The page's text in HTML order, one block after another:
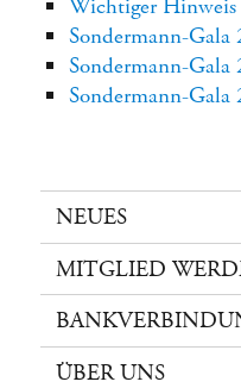
Wichtiger Hinweis
Sondermann-Gala
Sondermann-Gala
Sondermann-Gala
NEUES
MITGLIED
ÜBER UNS